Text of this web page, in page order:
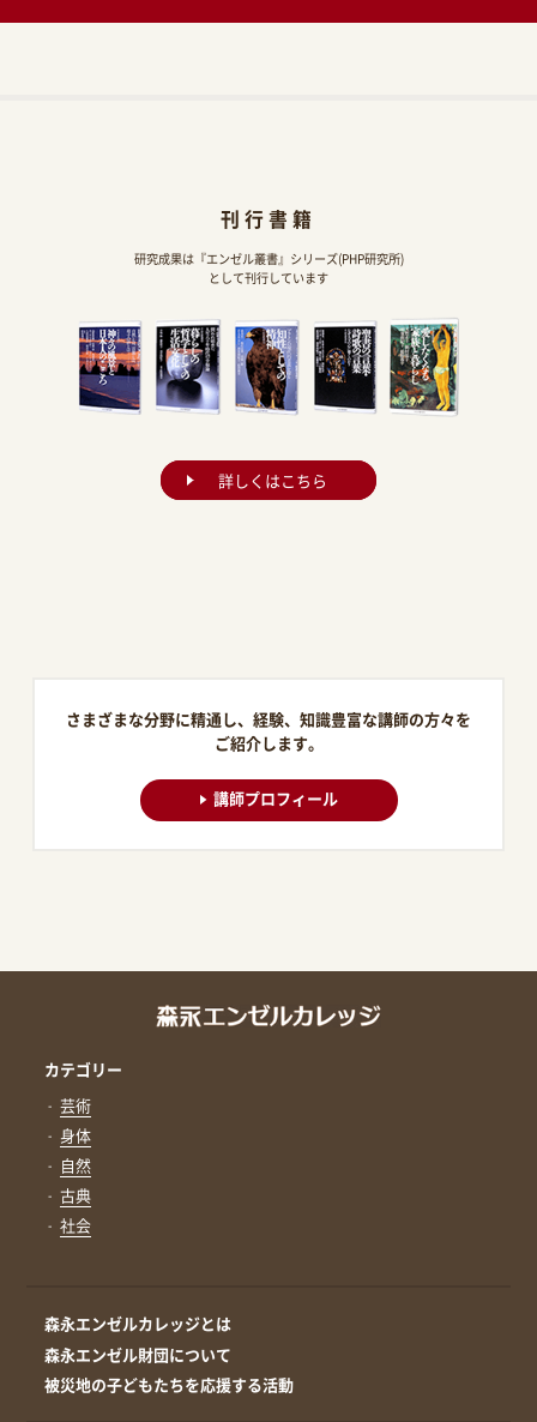
刊行書籍
研究成果は『エンゼル叢書』シリーズ(PHP研究所)
として刊行しています
詳しくはこちら
さまざまな分野に精通し、経験、知識豊富な講師の方々を
ご紹介します。
講師プロフィール
カテゴリー
芸術
身体
自然
古典
社会
森永エンゼルカレッジとは
森永エンゼル財団について
被災地の子どもたちを応援する活動